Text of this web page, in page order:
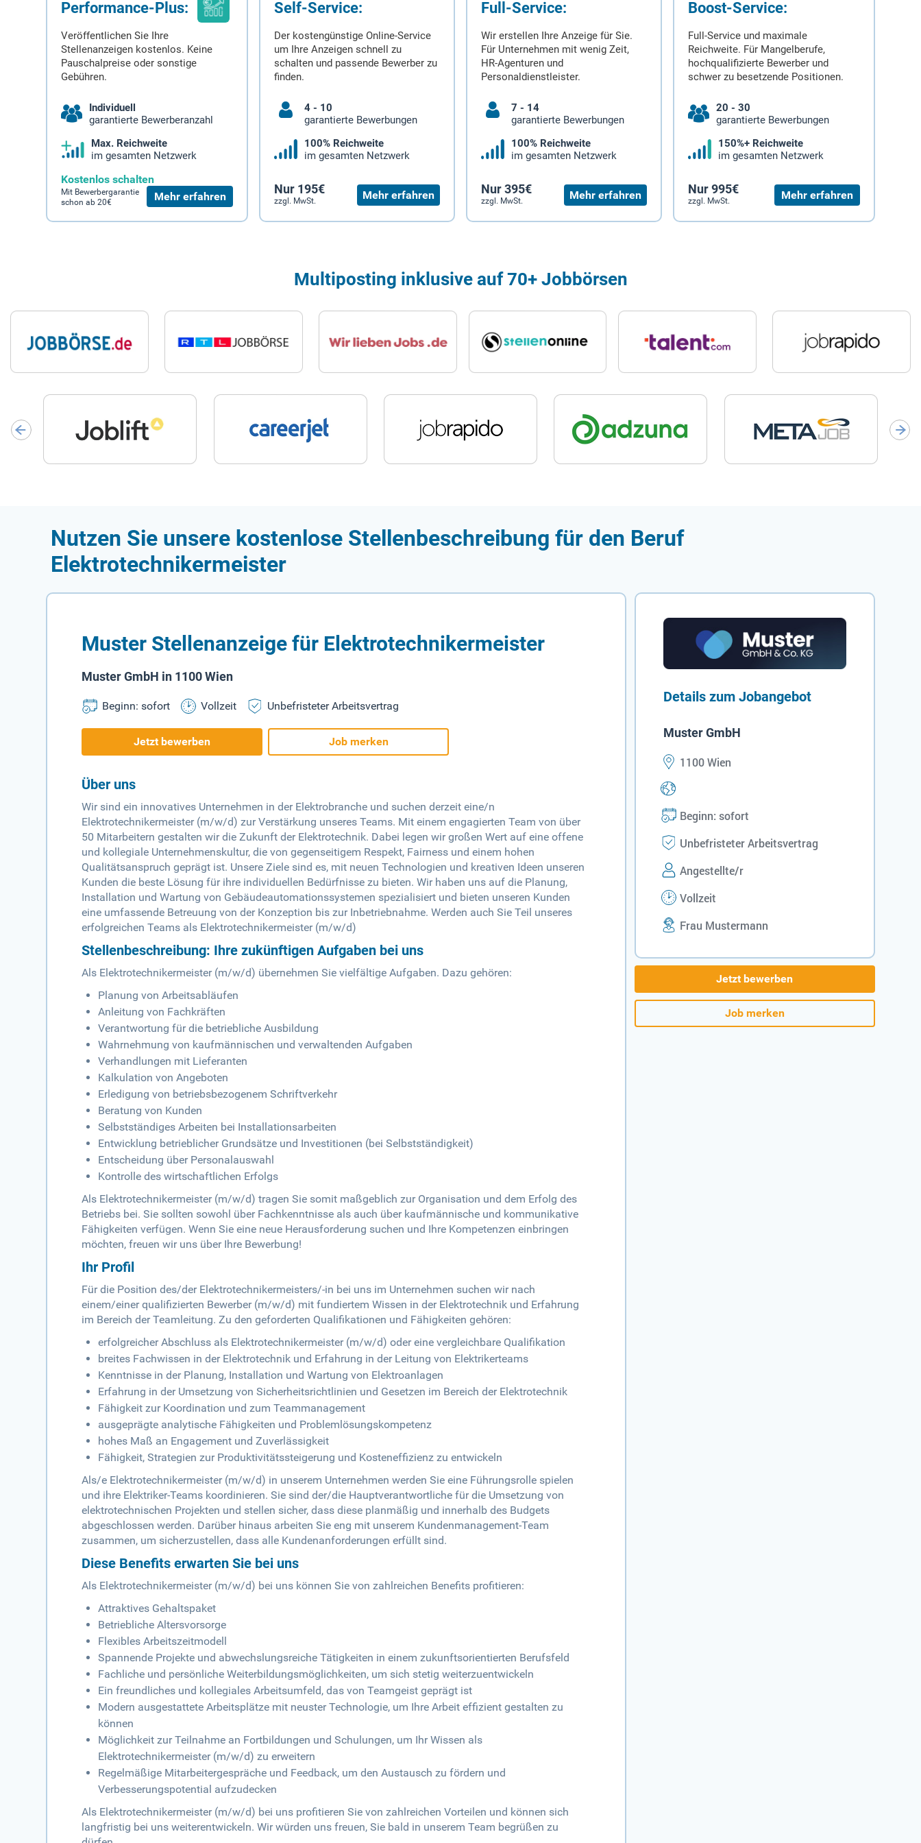
Performance-Plus:
Veröffentlichen Sie Ihre
Stellenanzeigen kostenlos. Keine
Pauschalpreise oder sonstige
Gebühren.
Individuell
garantierte Bewerberanzahl
Max. Reichweite
im gesamten Netzwerk
Kostenlos schalten
Mit Bewerbergarantie
schon ab 20€
Mehr erfahren
Self-Service:
Der kostengünstige Online-Service
um Ihre Anzeigen schnell zu
schalten und passende Bewerber zu
finden.
4 - 10
garantierte Bewerbungen
100% Reichweite
im gesamten Netzwerk
Nur 195€
zzgl. MwSt. Mehr erfahren
Full-Service:
Wir erstellen Ihre Anzeige für Sie.
Für Unternehmen mit wenig Zeit,
HR-Agenturen und
Personaldienstleister.
7 - 14
garantierte Bewerbungen
100% Reichweite
im gesamten Netzwerk
Nur 395€
zzgl. MwSt. Mehr erfahren
Boost-Service:
Full-Service und maximale
Reichweite. Für Mangelberufe,
hochqualifizierte Bewerber und
schwer zu besetzende Positionen.
20 - 30
garantierte Bewerbungen
150%+ Reichweite
im gesamten Netzwerk
Nur 995€
zzgl. MwSt. Mehr erfahren
Multiposting inklusive auf 70+ Jobbörsen
Nutzen Sie unsere kostenlose Stellenbeschreibung für den Beruf
Elektrotechnikermeister
Muster Stellenanzeige für Elektrotechnikermeister
Muster GmbH in 1100 Wien
Beginn: sofort Vollzeit Unbefristeter Arbeitsvertrag
Jetzt bewerben Job merken
Über uns
Wir sind ein innovatives Unternehmen in der Elektrobranche und suchen derzeit eine/n
Elektrotechnikermeister (m/w/d) zur Verstärkung unseres Teams. Mit einem engagierten Team von über
50 Mitarbeitern gestalten wir die Zukunft der Elektrotechnik. Dabei legen wir großen Wert auf eine offene
und kollegiale Unternehmenskultur, die von gegenseitigem Respekt, Fairness und einem hohen
Qualitätsanspruch geprägt ist. Unsere Ziele sind es, mit neuen Technologien und kreativen Ideen unseren
Kunden die beste Lösung für ihre individuellen Bedürfnisse zu bieten. Wir haben uns auf die Planung,
Installation und Wartung von Gebäudeautomationssystemen spezialisiert und bieten unseren Kunden
eine umfassende Betreuung von der Konzeption bis zur Inbetriebnahme. Werden auch Sie Teil unseres
erfolgreichen Teams als Elektrotechnikermeister (m/w/d)
Stellenbeschreibung: Ihre zukünftigen Aufgaben bei uns
Als Elektrotechnikermeister (m/w/d) übernehmen Sie vielfältige Aufgaben. Dazu gehören:
Planung von Arbeitsabläufen
Anleitung von Fachkräften
Verantwortung für die betriebliche Ausbildung
Wahrnehmung von kaufmännischen und verwaltenden Aufgaben
Verhandlungen mit Lieferanten
Kalkulation von Angeboten
Erledigung von betriebsbezogenem Schriftverkehr
Beratung von Kunden
Selbstständiges Arbeiten bei Installationsarbeiten
Entwicklung betrieblicher Grundsätze und Investitionen (bei Selbstständigkeit)
Entscheidung über Personalauswahl
Kontrolle des wirtschaftlichen Erfolgs
Als Elektrotechnikermeister (m/w/d) tragen Sie somit maßgeblich zur Organisation und dem Erfolg des
Betriebs bei. Sie sollten sowohl über Fachkenntnisse als auch über kaufmännische und kommunikative
Fähigkeiten verfügen. Wenn Sie eine neue Herausforderung suchen und Ihre Kompetenzen einbringen
möchten, freuen wir uns über Ihre Bewerbung!
Ihr Profil
Für die Position des/der Elektrotechnikermeisters/-in bei uns im Unternehmen suchen wir nach
einem/einer qualifizierten Bewerber (m/w/d) mit fundiertem Wissen in der Elektrotechnik und Erfahrung
im Bereich der Teamleitung. Zu den geforderten Qualifikationen und Fähigkeiten gehören:
erfolgreicher Abschluss als Elektrotechnikermeister (m/w/d) oder eine vergleichbare Qualifikation
breites Fachwissen in der Elektrotechnik und Erfahrung in der Leitung von Elektrikerteams
Kenntnisse in der Planung, Installation und Wartung von Elektroanlagen
Erfahrung in der Umsetzung von Sicherheitsrichtlinien und Gesetzen im Bereich der Elektrotechnik
Fähigkeit zur Koordination und zum Teammanagement
ausgeprägte analytische Fähigkeiten und Problemlösungskompetenz
hohes Maß an Engagement und Zuverlässigkeit
Fähigkeit, Strategien zur Produktivitätssteigerung und Kosteneffizienz zu entwickeln
Als/e Elektrotechnikermeister (m/w/d) in unserem Unternehmen werden Sie eine Führungsrolle spielen
und ihre Elektriker-Teams koordinieren. Sie sind der/die Hauptverantwortliche für die Umsetzung von
elektrotechnischen Projekten und stellen sicher, dass diese planmäßig und innerhalb des Budgets
abgeschlossen werden. Darüber hinaus arbeiten Sie eng mit unserem Kundenmanagement-Team
zusammen, um sicherzustellen, dass alle Kundenanforderungen erfüllt sind.
Diese Benefits erwarten Sie bei uns
Als Elektrotechnikermeister (m/w/d) bei uns können Sie von zahlreichen Benefits profitieren:
Attraktives Gehaltspaket
Betriebliche Altersvorsorge
Flexibles Arbeitszeitmodell
Spannende Projekte und abwechslungsreiche Tätigkeiten in einem zukunftsorientierten Berufsfeld
Fachliche und persönliche Weiterbildungsmöglichkeiten, um sich stetig weiterzuentwickeln
Ein freundliches und kollegiales Arbeitsumfeld, das von Teamgeist geprägt ist
Modern ausgestattete Arbeitsplätze mit neuster Technologie, um Ihre Arbeit effizient gestalten zu
können
Möglichkeit zur Teilnahme an Fortbildungen und Schulungen, um Ihr Wissen als
Elektrotechnikermeister (m/w/d) zu erweitern
Regelmäßige Mitarbeitergespräche und Feedback, um den Austausch zu fördern und
Verbesserungspotential aufzudecken
Als Elektrotechnikermeister (m/w/d) bei uns profitieren Sie von zahlreichen Vorteilen und können sich
langfristig bei uns weiterentwickeln. Wir würden uns freuen, Sie bald in unserem Team begrüßen zu
Details zum Jobangebot
Muster GmbH
1100 Wien
Beginn: sofort
Unbefristeter Arbeitsvertrag
Angestellte/r
Vollzeit
Frau Mustermann
Jetzt bewerben
Job merken